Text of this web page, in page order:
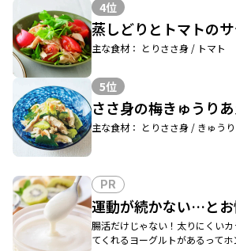
4位
蒸しどりとトマトの
主な食材： とりささ身 / トマト
5位
ささ身の梅きゅうり
主な食材： とりささ身 / きゅうり
PR
運動が続かない…と
腸活だけじゃない！太りにくい
てくれるヨーグルトがあるってホ